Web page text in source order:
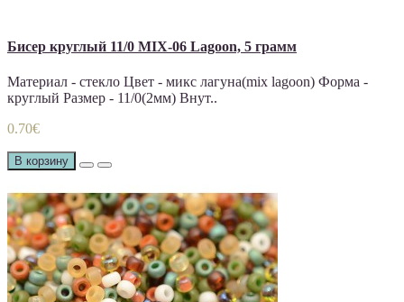
Бисер круглый 11/0 MIX-06 Lagoon, 5 грамм
Материал - стекло Цвет - микс лагуна(mix lagoon) Форма -
круглый Размер - 11/0(2мм) Внут..
0.70€
В корзину